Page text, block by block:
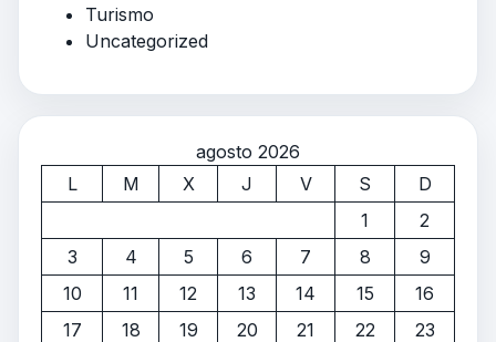
Turismo
Uncategorized
agosto 2026
L
M X J V S
D
1
2
3
4 5 6 7 8
9
10
11 12 13 14 15
16
17
18 19 20 21 22
23